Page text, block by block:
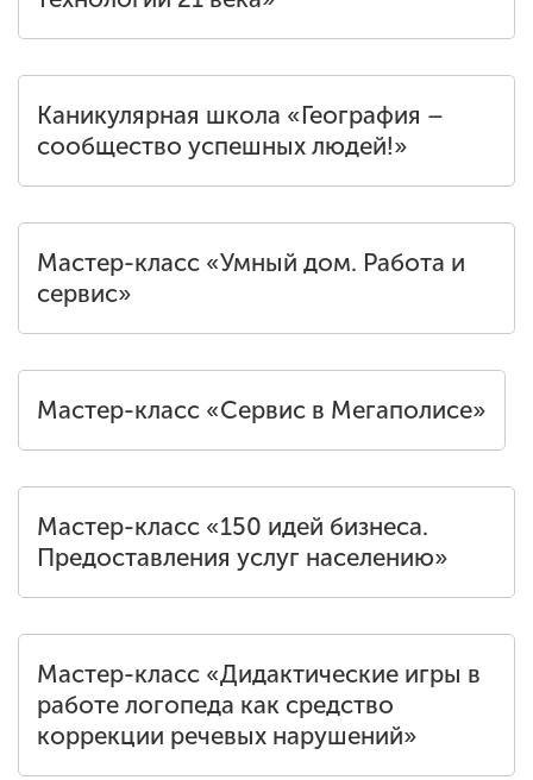
Каникулярная школа «География –
сообщество успешных людей!»
Мастер-класс «Умный дом. Работа и
сервис»
Мастер-класс «Сервис в Мегаполисе»
Мастер-класс «150 идей бизнеса.
Предоставления услуг населению»
Мастер-класс «Дидактические игры в
работе логопеда как средство
коррекции речевых нарушений»